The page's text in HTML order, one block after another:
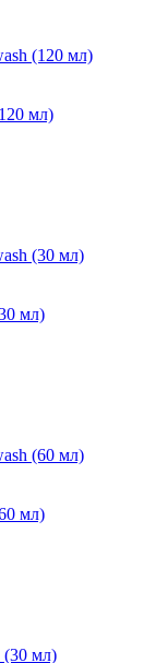
мл)
мл)
мл)